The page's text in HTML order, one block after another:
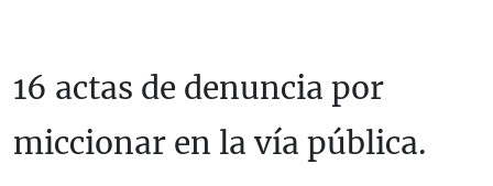
16 actas de denuncia por
miccionar en la vía pública.